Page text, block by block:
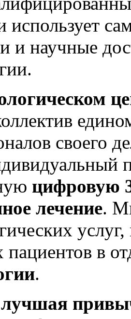
использует
и научные
своего
цифровую
лечение.
пациентов в
.